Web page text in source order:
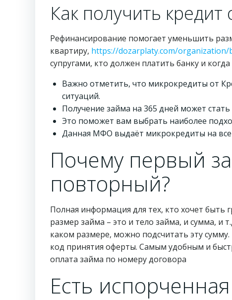
Как получить
Рефинансирование помогает уменьшить
квартиру, https://dozarplaty.com/organization/
супругами, кто должен платить банку и
Важно отметить, что микрокредиты от
ситуаций.
Получение займа на 365 дней может
Это поможет вам выбрать наиболее
Данная МФО выдаёт микрокредиты на
Почему первый
повторный?
Полная информация для тех, кто хочет
размер займа – это и тело займа, и сумма, и
каком размере, можно подсчитать эту
код принятия оферты. Самым удобным и
оплата займа по номеру договора
Есть